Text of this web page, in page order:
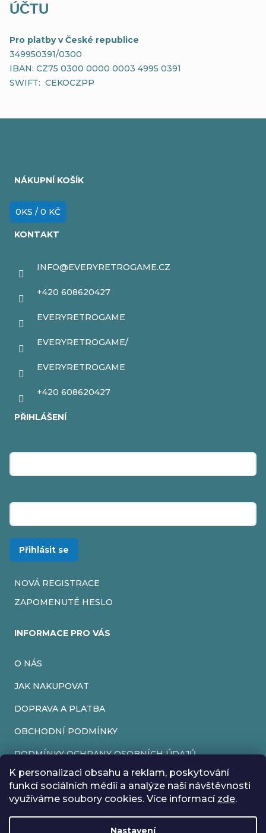
K personalizaci obsahu a reklam, poskytování
funkcí sociálních médií a analýze naší návštěvnosti
využíváme soubory cookies. Více informací zde.
Nastavení
ÚČTU
Pro platby v České republice
349950391/0300
IBAN: CZ75 0300 0000 0003 4995 0391
SWIFT: CEKOCZPP
NÁKUPNÍ KOŠÍK
0KS / 0 KČ
KONTAKT
INFO@EVERYRETROGAME.CZ
+420 608620427
EVERYRETROGAME
EVERYRETROGAME/
EVERYRETROGAME
+420 608620427
PŘIHLÁŠENÍ
Přihlásit se
NOVÁ REGISTRACE
ZAPOMENUTÉ HESLO
INFORMACE PRO VÁS
O NÁS
JAK NAKUPOVAT
DOPRAVA A PLATBA
OBCHODNÍ PODMÍNKY
PODMÍNKY OCHRANY OSOBNÍCH ÚDAJŮ
VRÁCENÍ ZBOŽÍ
REKLAMACE